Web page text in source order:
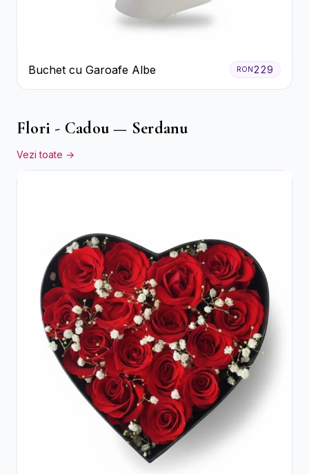
Buchet cu Garoafe Albe RON229
Flori - Cadou — Serdanu
Vezi toate →